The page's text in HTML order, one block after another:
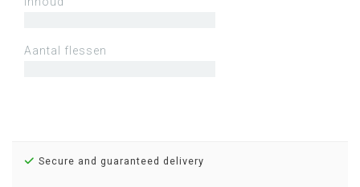
Aantal flessen
Secure and guaranteed delivery